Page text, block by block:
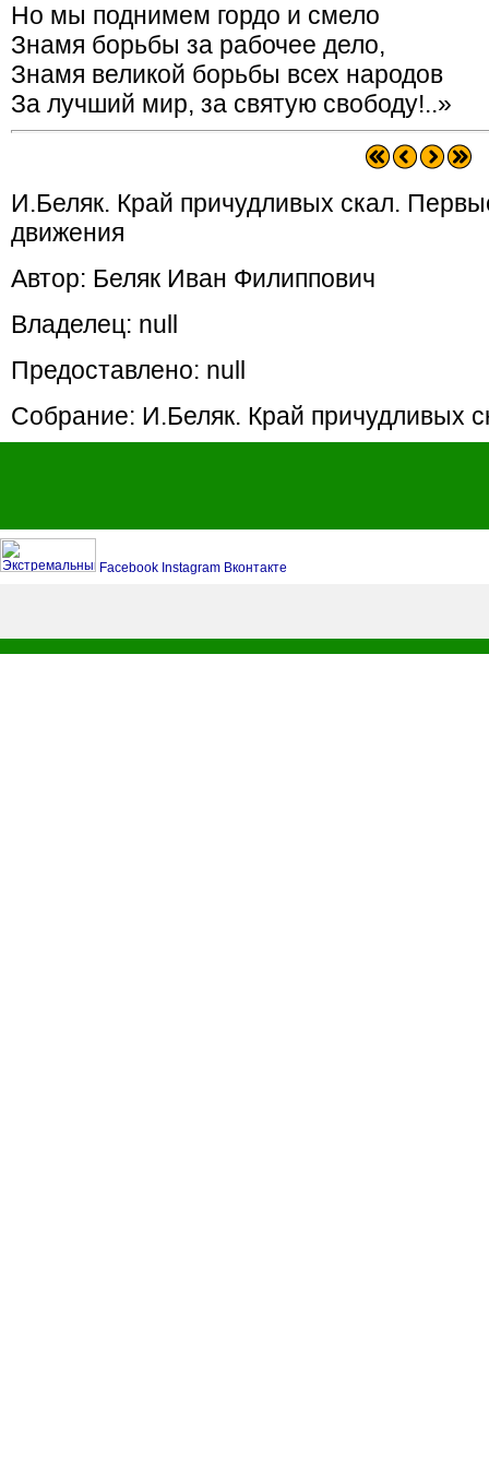
Но мы поднимем гордо и смело
Знамя борьбы за рабочее дело,
Знамя великой борьбы всех народов
За лучший мир, за святую свободу!..»
И.Беляк. Край причудливых скал.
движения
Автор: Беляк Иван Филиппович
Владелец: null
Предоставлено: null
Собрание: И.Беляк. Край причудливых
Facebook Instagram Вконтакте